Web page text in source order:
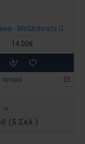
14.00€
αγορά
(5 Σελ.)